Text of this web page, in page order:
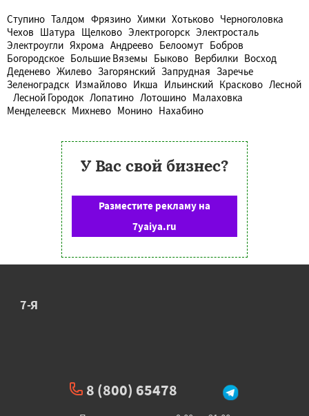
Ступино Талдом Фрязино Химки Хотьково Черноголовка
Чехов Шатура Щелково Электрогорск Электросталь
Электроугли Яхрома Андреево Белоомут Бобров
Богородское Большие Вяземы Быково Вербилки Восход
Деденево Жилево Загорянский Запрудная Заречье
Зеленоградск Измайлово Икша Ильинский Красково Лесной
Лесной Городок Лопатино Лотошино Малаховка
Менделеевск Михнево Монино Нахабино
У Вас свой бизнес?
Разместите рекламу на
7yaiya.ru
7-Я
8 (800) 65478